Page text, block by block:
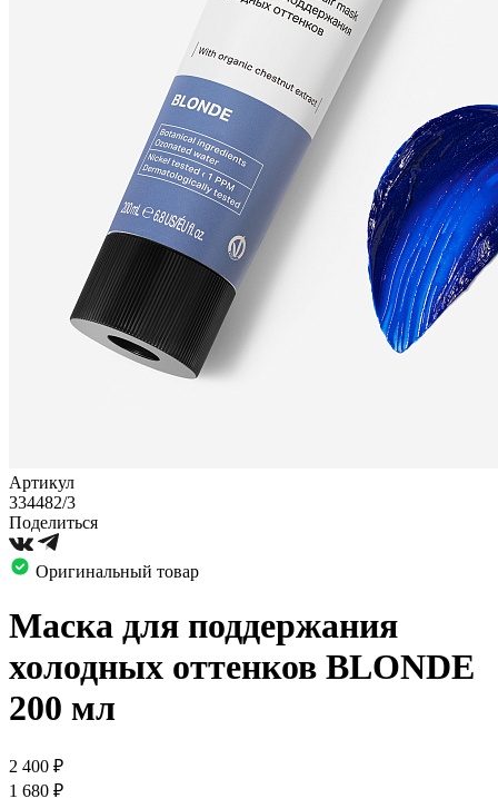
Артикул
334482/3
Поделиться
Оригинальный товар
Маска для поддержания
холодных оттенков BLONDE
200 мл
2 400 ₽
1 680 ₽